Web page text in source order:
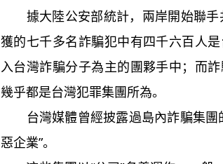
據大陸公安部統計，兩岸開始聯手
獲的七千多名詐騙犯中有四千六百人
入台灣詐騙分子為主的團夥手中；而
幾乎都是台灣犯罪集團所為。
台灣媒體曾經披露過島內詐騙集團
惡企業”。